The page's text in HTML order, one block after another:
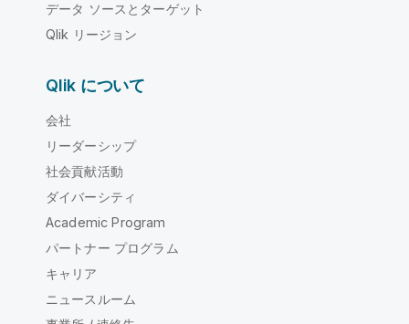
データ ソースとターゲット
Qlik リージョン
Qlik について
会社
リーダーシップ
社会貢献活動
ダイバーシティ
Academic Program
パートナー プログラム
キャリア
ニュースルーム